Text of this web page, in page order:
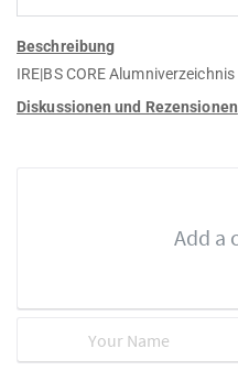
Beschreibung
IRE|BS CORE Alumniverzeichnis
Diskussionen und Rezensionen